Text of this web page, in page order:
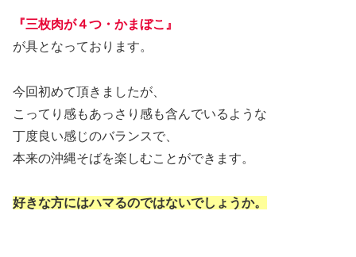
『三枚肉が４つ・かまぼこ』
が具となっております。
今回初めて頂きましたが、
こってり感もあっさり感も含んでいるような
丁度良い感じのバランスで、
本来の沖縄そばを楽しむことができます。
好きな方にはハマるのではないでしょうか。